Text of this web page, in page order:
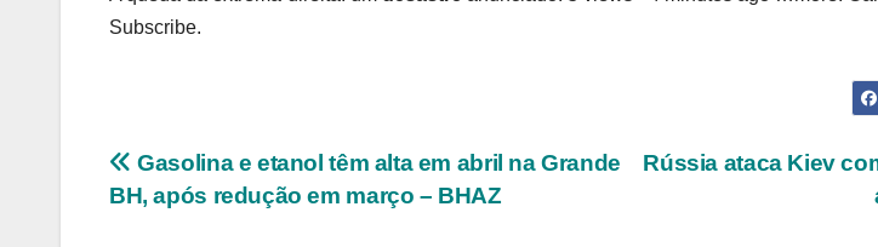
Subscribe.
Navegação
de
Rússia ataca Kiev
Gasolina e etanol têm alta em abril na Grande
BH, após redução em março – BHAZ